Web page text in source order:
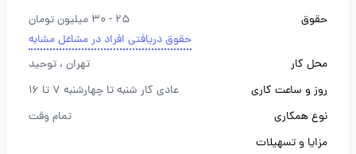
حقوق
25 - 30 میلیون تومان
حقوق دریافتی افراد در مشاغل مشابه
محل کار
تهران ، توحید
روز و ساعت کاری
عادی کار شنبه تا چهارشنبه 7 تا 16
نوع همکاری
تمام وقت
مزایا و تسهیلات